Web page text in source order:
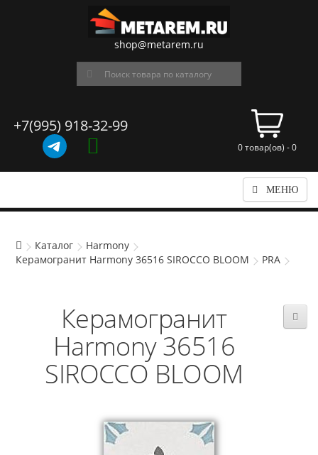
shop@metarem.ru
+7(995) 918-32-99
0 товар(ов) - 0
МЕНЮ
Каталог
Harmony
Керамогранит Harmony 36516 SIROCCO BLOOM
PRA
Керамогранит
Harmony 36516
SIROCCO BLOOM